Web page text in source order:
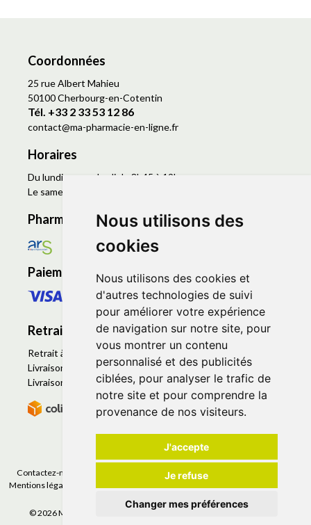
Nous utilisons des
cookies
Nous utilisons des cookies et
d'autres technologies de suivi
pour améliorer votre expérience
de navigation sur notre site, pour
vous montrer un contenu
personnalisé et des publicités
ciblées, pour analyser le trafic de
notre site et pour comprendre la
provenance de nos visiteurs.
J'accepte
Je refuse
Changer mes préférences
Coordonnées
25 rue Albert Mahieu
50100 Cherbourg-en-Cotentin
Tél. +33 2 33 53 12 86
contact@ma-pharmacie-en-ligne.fr
Horaires
Du lundi au vendredi de 8h45 à 19h
Le samedi de 9h à 19h
Pharmacie en ligne agréée
Paiement sécurisé
Retrait - Livraison
Retrait à la pharmacie - Click & Collect
Livraison en Point Relais
Livraison à domicile
Contactez-nous | Déclarer un effet indésirable
Mentions légales
Préférences Cookies
© 2026 Mapharmacieenligne
Tous droits réservés.